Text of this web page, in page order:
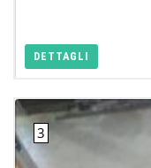
DETTAGLI